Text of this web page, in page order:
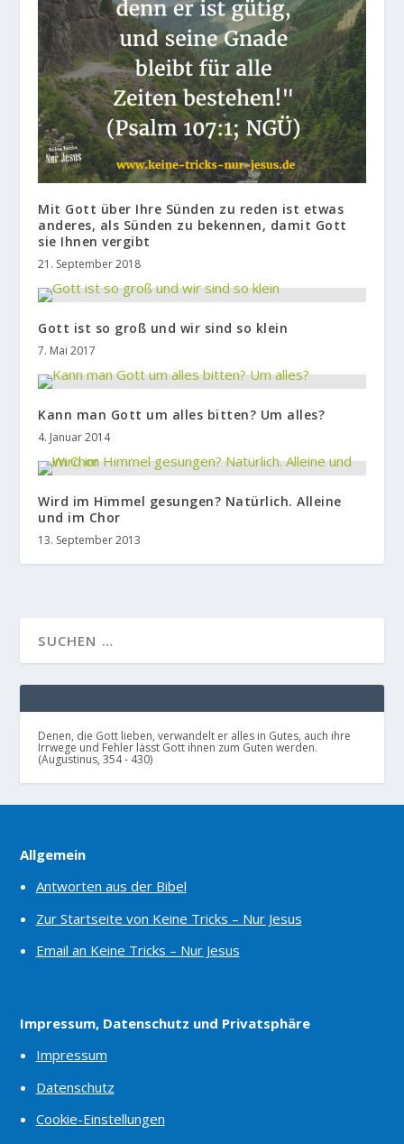
Mit Gott über Ihre Sünden zu reden ist etwas
anderes, als Sünden zu bekennen, damit Gott
sie Ihnen vergibt
21. September 2018
Gott ist so groß und wir sind so klein
7. Mai 2017
Kann man Gott um alles bitten? Um alles?
4. Januar 2014
Wird im Himmel gesungen? Natürlich. Alleine
und im Chor
13. September 2013
Denen, die Gott lieben, verwandelt er alles in Gutes, auch ihre
Irrwege und Fehler lässt Gott ihnen zum Guten werden.
(Augustinus, 354 - 430)
Allgemein
Antworten aus der Bibel
Zur Startseite von Keine Tricks – Nur Jesus
Email an Keine Tricks – Nur Jesus
Impressum, Datenschutz und Privatsphäre
Impressum
Datenschutz
Cookie-Einstellungen